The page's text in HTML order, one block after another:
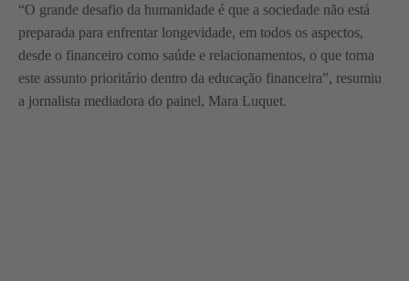
“O grande desafio da humanidade é que a sociedade não está
preparada para enfrentar longevidade, em todos os aspectos,
desde o financeiro como saúde e relacionamentos, o que torna
este assunto prioritário dentro da educação financeira”, resumiu
a jornalista mediadora do painel, Mara Luquet.